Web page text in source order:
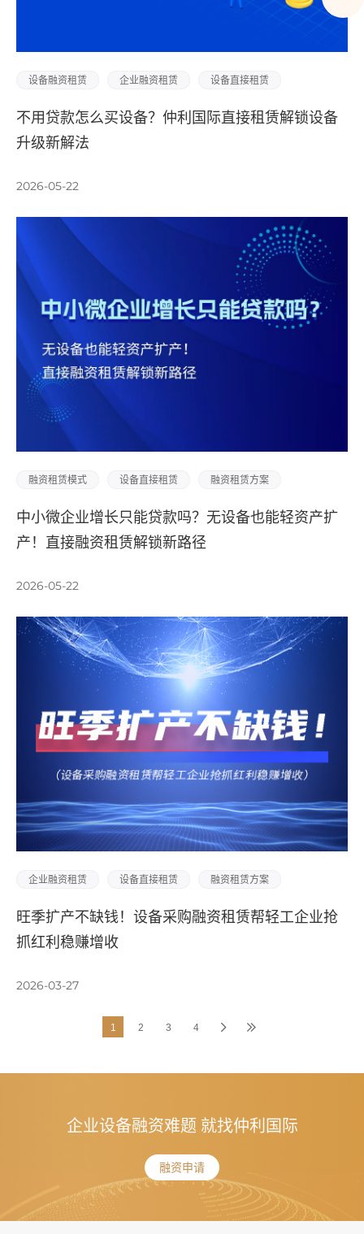
设备融资租赁 企业融资租赁 设备直接租赁
不用贷款怎么买设备？仲利国际直接租赁解锁设备
升级新解法
2026-05-22
融资租赁模式 设备直接租赁 融资租赁方案
中小微企业增长只能贷款吗？无设备也能轻资产扩
产！直接融资租赁解锁新路径
2026-05-22
企业融资租赁 设备直接租赁 融资租赁方案
旺季扩产不缺钱！设备采购融资租赁帮轻工企业抢
抓红利稳赚增收
2026-03-27
1 2 3 4
企业设备融资难题 就找仲利国际
融资申请